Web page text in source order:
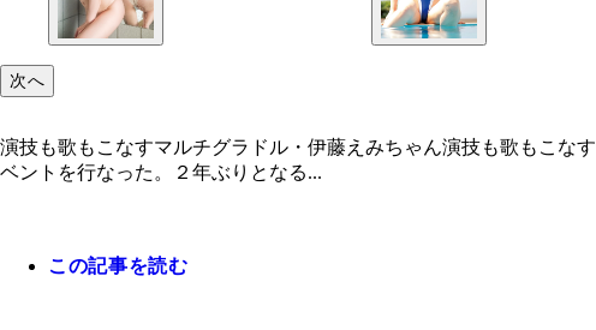
次へ
演技も歌もこなすマルチグラドル・伊藤えみちゃん演技も歌もこな
ベントを行なった。２年ぶりとなる...
この記事を読む